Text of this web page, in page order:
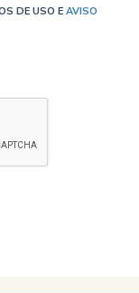
DE USO E AVISO